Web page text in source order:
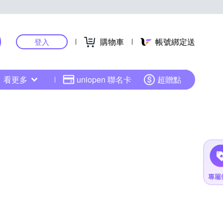
登入 購物車 帳號綁定送
看更多 uniopen 聯名卡 超贈點